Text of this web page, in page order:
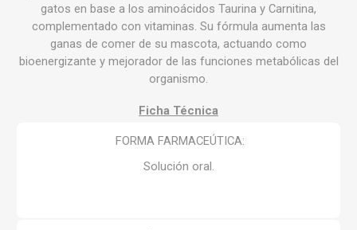
gatos en base a los aminoácidos Taurina y Carnitina,
complementado con vitaminas. Su fórmula aumenta las
ganas de comer de su mascota, actuando como
bioenergizante y mejorador de las funciones metabólicas del
organismo.
Ficha Técnica
FORMA FARMACEÚTICA:
Solución oral.